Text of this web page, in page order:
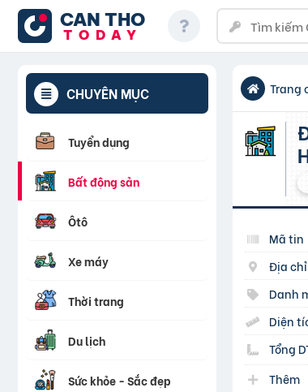
CAN THO
TODAY
CHUYÊN MỤC
Tuyển dụng
Bất động sản
Ôtô
Xe máy
Thời trang
Du lịch
Sức khỏe - Sắc đẹp
Trang
Đất Mặt Tiền 100m2
Mã tin
Địa chỉ
Danh
Diện
Tổng
Thêm